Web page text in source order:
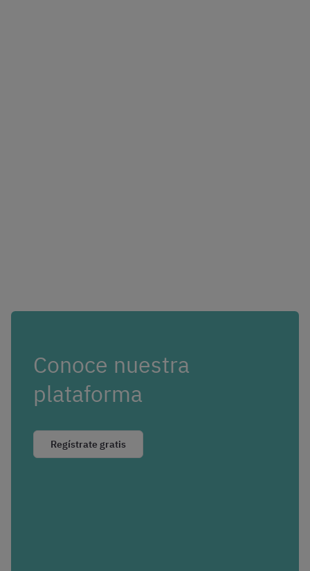
Conoce nuestra
plataforma
Regístrate gratis